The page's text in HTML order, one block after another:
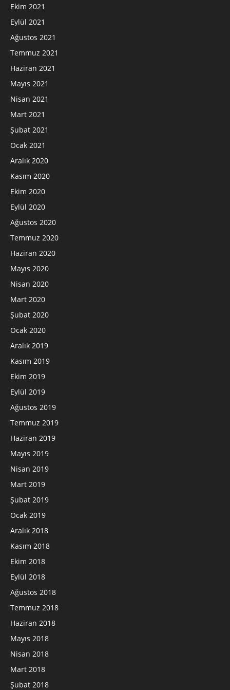
Ekim 2021
Eylül 2021
Ağustos 2021
Temmuz 2021
Haziran 2021
Mayıs 2021
Nisan 2021
Mart 2021
Şubat 2021
Ocak 2021
Aralık 2020
Kasım 2020
Ekim 2020
Eylül 2020
Ağustos 2020
Temmuz 2020
Haziran 2020
Mayıs 2020
Nisan 2020
Mart 2020
Şubat 2020
Ocak 2020
Aralık 2019
Kasım 2019
Ekim 2019
Eylül 2019
Ağustos 2019
Temmuz 2019
Haziran 2019
Mayıs 2019
Nisan 2019
Mart 2019
Şubat 2019
Ocak 2019
Aralık 2018
Kasım 2018
Ekim 2018
Eylül 2018
Ağustos 2018
Temmuz 2018
Haziran 2018
Mayıs 2018
Nisan 2018
Mart 2018
Şubat 2018